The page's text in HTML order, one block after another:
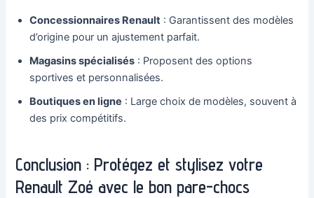
Concessionnaires Renault : Garantissent des modèles
d’origine pour un ajustement parfait.
Magasins spécialisés : Proposent des options
sportives et personnalisées.
Boutiques en ligne : Large choix de modèles, souvent à
des prix compétitifs.
Conclusion : Protégez et stylisez votre
Renault Zoé avec le bon pare-chocs